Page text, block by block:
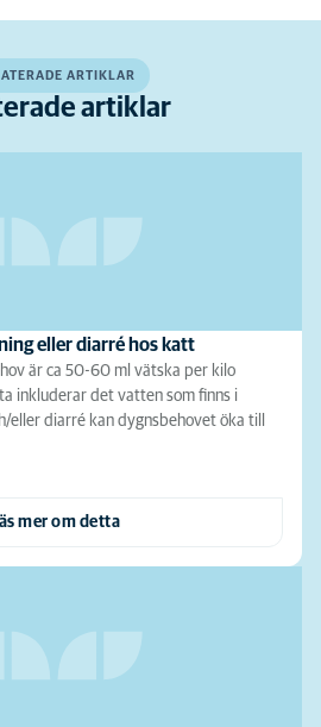
ARTIKLAR
artiklar
eller diarré hos katt
är ca 50-60 ml vätska per kilo
inkluderar det vatten som finns i
eller diarré kan dygnsbehovet öka till
mer om detta